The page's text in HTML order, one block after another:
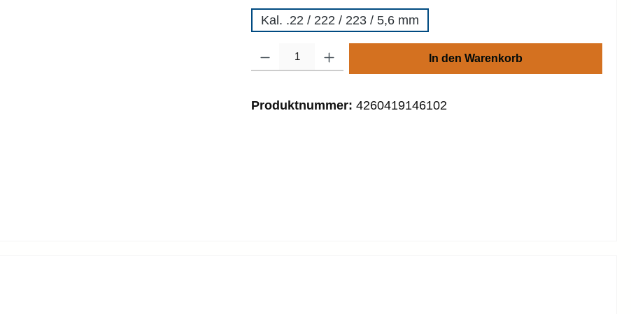
Kal. .22 / 222 / 223 / 5,6 mm
In den Warenkorb
Produktnummer: 4260419146102